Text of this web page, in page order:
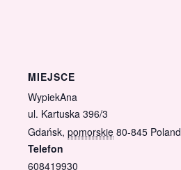
MIEJSCE
WypiekAna
ul. Kartuska 396/3
Gdańsk, pomorskie 80-845 Poland
Telefon
608419930